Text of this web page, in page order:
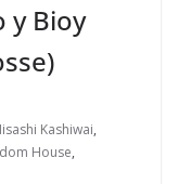
y Bioy
Kashiwai,
House,